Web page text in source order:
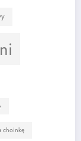
choinkę